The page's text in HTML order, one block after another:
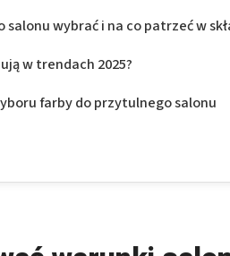
wybrać i na co patrzeć w
w trendach 2025?
farby do przytulnego salonu